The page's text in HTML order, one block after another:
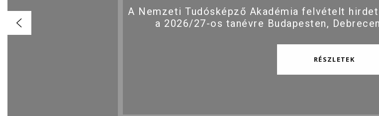
A Nemzeti Tudósképző Akadémia felvételt
a 2026/27-os tanévre Budapesten,
RÉSZLETEK